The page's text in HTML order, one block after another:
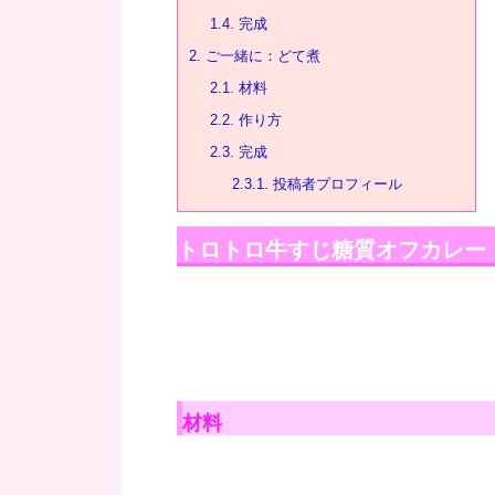
1.4. 完成
2. ご一緒に：どて煮
2.1. 材料
2.2. 作り方
2.3. 完成
2.3.1. 投稿者プロフィール
トロトロ牛すじ糖質オフカレ
材料